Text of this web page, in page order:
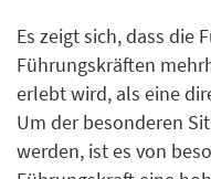
Es zeigt sich, dass die
Führungskräften
erlebt wird, als eine
Um der besonderen
werden, ist es von